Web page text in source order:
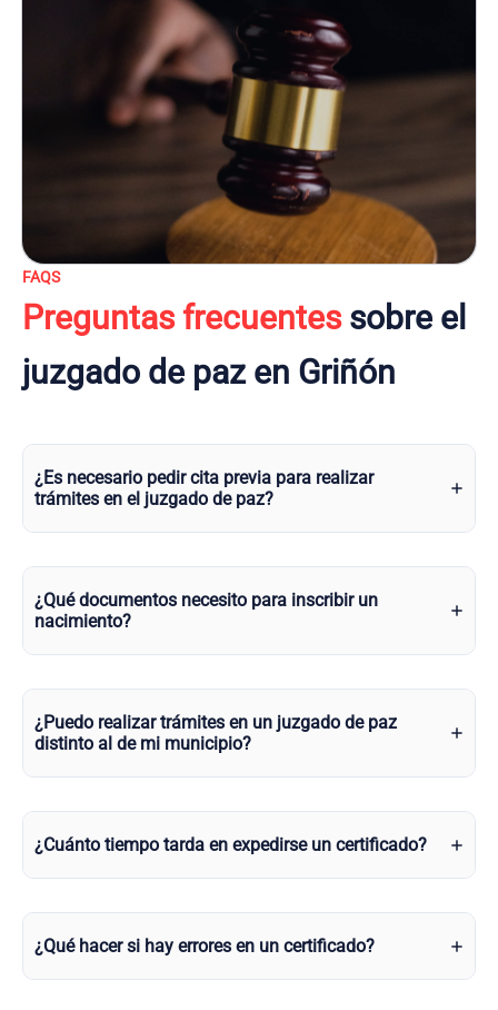
FAQS
Preguntas frecuentessobre el
juzgado de paz en Griñón
¿Es necesario pedir cita previa para realizar
trámites en el juzgado de paz?
¿Qué documentos necesito para inscribir un
nacimiento?
¿Puedo realizar trámites en un juzgado de paz
distinto al de mi municipio?
¿Cuánto tiempo tarda en expedirse un certificado?
¿Qué hacer si hay errores en un certificado?